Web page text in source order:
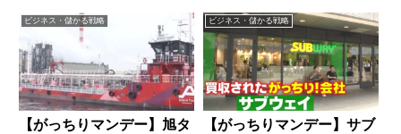
ビジネス・儲かる戦略
【がっちりマンデー】旭タ
ビジネス・儲かる戦略
【がっちりマンデー】サブ